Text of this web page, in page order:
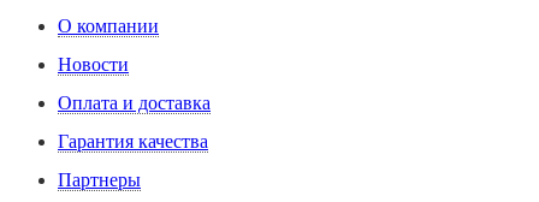
О компании
Новости
Оплата и доставка
Гарантия качества
Партнеры